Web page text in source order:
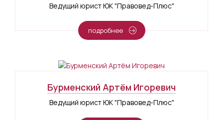
Ведущий юрист ЮК "Правовед-Плюс"
подробнее
Бурменский Артём Игоревич
Ведущий юрист ЮК "Правовед-Плюс"